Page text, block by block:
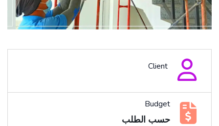
Client
Budget
حسب الطلب